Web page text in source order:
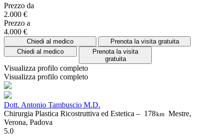
Prezzo da
2.000 €
Prezzo a
4.000 €
Chiedi al medico
Prenota la visita gratuita
Chiedi al medico
Prenota la visita
gratuita
Visualizza profilo completo
Visualizza profilo completo
Dott. Antonio Tambuscio M.D.
Chirurgia Plastica Ricostruttiva ed Estetica – 178km Mestre,
Verona, Padova
5.0